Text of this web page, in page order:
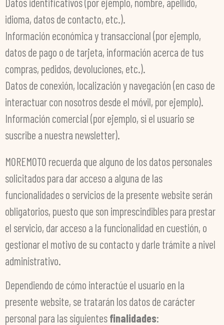
idioma, datos de contacto, etc.).
Información económica y transaccional (por ejemplo,
datos de pago o de tarjeta, información acerca de tus
compras, pedidos, devoluciones, etc.).
Datos de conexión, localización y navegación (en caso de
interactuar con nosotros desde el móvil, por ejemplo).
Información comercial (por ejemplo, si el usuario se
suscribe a nuestra newsletter).
MOREMOTO recuerda que alguno de los datos personales
solicitados para dar acceso a alguna de las
funcionalidades o servicios de la presente website serán
obligatorios, puesto que son imprescindibles para prestar
el servicio, dar acceso a la funcionalidad en cuestión, o
gestionar el motivo de su contacto y darle trámite a nivel
administrativo.
Dependiendo de cómo interactúe el usuario en la
presente website, se tratarán los datos de carácter
personal para las siguientesfinalidades: